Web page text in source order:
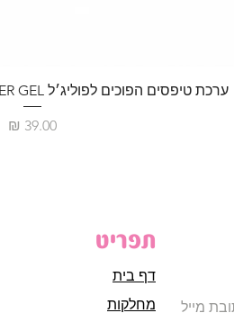
ערכת טיפסים הפוכים לפוליג׳ל POWER GEL – ‏4 צורות רב־פעמיות
מחיר
תפריט
דף בית
מחלקות